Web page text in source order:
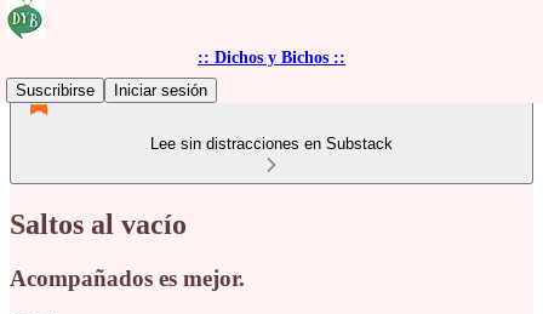
:: Dichos y Bichos ::
Suscribirse
Iniciar sesión
Lee sin distracciones en Substack
Saltos al vacío
Acompañados es mejor.